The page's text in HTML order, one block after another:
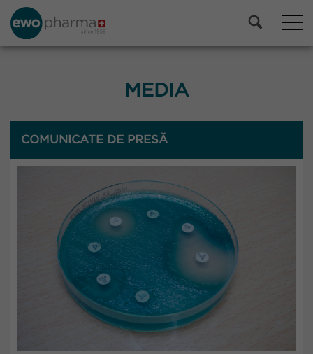
MEDIA
COMUNICATE DE PRESĂ